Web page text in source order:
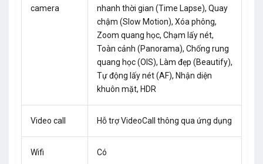
camera
nhanh thời gian (Time Lapse), Quay
chậm (Slow Motion), Xóa phông,
Zoom quang học, Chạm lấy nét,
Toàn cảnh (Panorama), Chống rung
quang học (OIS), Làm đẹp (Beautify),
Tự động lấy nét (AF), Nhận diện
khuôn mặt, HDR
Video call Hỗ trợ VideoCall thông qua ứng dụng
Wifi Có